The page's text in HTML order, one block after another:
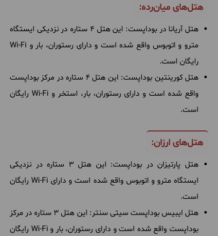
هتل‌های میان‌رده:
هتل آریانا در بوداپست: این هتل 4 ستاره در نزدیکی ایستگاه
مترو و اتوبوس واقع شده است و دارای رستوران، بار و Wi-Fi
رایگان است.
هتل کورینتین بوداپست: این هتل 4 ستاره در مرکز بوداپست
واقع شده است و دارای رستوران، بار، استخر و Wi-Fi رایگان
است.
هتل‌های ارزان:
هتل پارتیزان در بوداپست: این هتل 3 ستاره در نزدیکی
ایستگاه مترو و اتوبوس واقع شده است و دارای Wi-Fi رایگان
است.
هتل ایبیس بوداپست سیتی سنتر: این هتل 3 ستاره در مرکز
بوداپست واقع شده است و دارای رستوران، بار و Wi-Fi رایگان